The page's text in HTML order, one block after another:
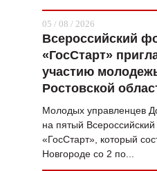
05 / 08 / 2026
Всероссийский
«ГосСтарт»
участию
Ростовской
Молодых управленцев
на пятый
«ГосСтарт», который
Новгороде со 2 по...